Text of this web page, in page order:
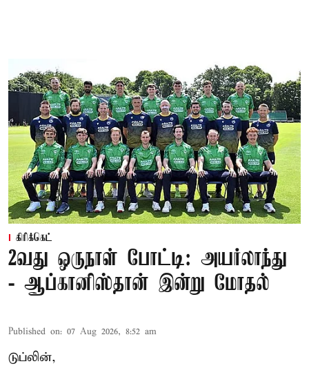
கிரிக்கெட்
2வது ஒருநாள் போட்டி: அயர்லாந்து
- ஆப்கானிஸ்தான் இன்று மோதல்
Published on: 07 Aug 2026, 8:52 am
டுப்லின்,